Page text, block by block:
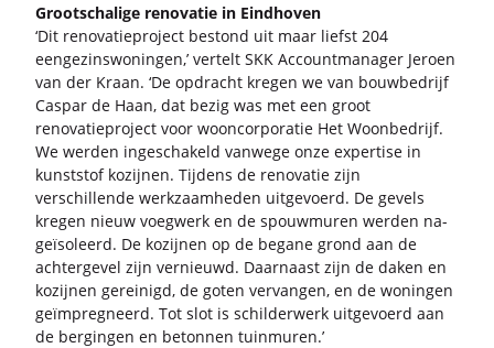
Groot­scha­li­ge re­no­va­tie in Eind­ho­ven
‘Dit re­no­va­tie­pro­ject be­stond uit maar liefst 204
een­ge­zins­wo­nin­gen,’ ver­telt SKK Ac­count­ma­na­ger Je­roen
van der Kraan. ‘De op­dracht kre­gen we van bouw­be­drijf
Ca­spar de Haan, dat bezig was met een groot
re­no­va­tie­pro­ject voor woon­cor­po­ra­tie Het Woon­be­drijf.
We wer­den in­ge­scha­keld van­we­ge onze ex­per­ti­se in
kunst­stof ko­zij­nen. Tij­dens de re­no­va­tie zijn
ver­schil­len­de werk­zaam­he­den uit­ge­voerd. De ge­vels
kre­gen nieuw voeg­werk en de spouw­mu­ren wer­den na-​
geïsoleerd. De ko­zij­nen op de be­ga­ne grond aan de
ach­ter­ge­vel zijn ver­nieuwd. Daar­naast zijn de daken en
ko­zij­nen ge­rei­nigd, de goten ver­van­gen, en de wo­nin­gen
ge­ïm­preg­neerd. Tot slot is schil­der­werk uit­ge­voerd aan
de ber­gin­gen en be­ton­nen tuin­mu­ren.’